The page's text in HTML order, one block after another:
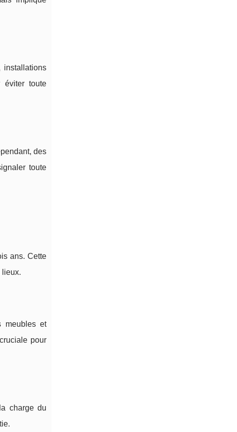
installations
éviter toute
des
toute
ans. Cette
lieux.
meubles et
pour
charge du